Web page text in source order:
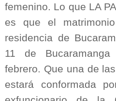
femenino. Lo que LA
es que el
residencia de
11 de
febrero. Que una de
estará conformada